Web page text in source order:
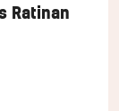
Ratinan